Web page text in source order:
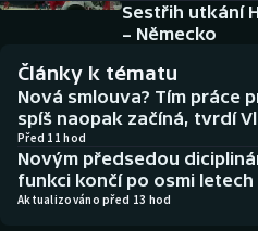
Baseball a softbal
Basketbal
Biatlon
Boby a skeleton
Historické návraty
Aplikace ČT sport
AZ kvíz
Sestřih utkání
– Německo
Články k tématu
Nová smlouva? Tím práce
spíš naopak začíná, tvrdí
Před 11 hod
Novým předsedou
funkci končí po osmi letech
Aktualizováno před 13 hod